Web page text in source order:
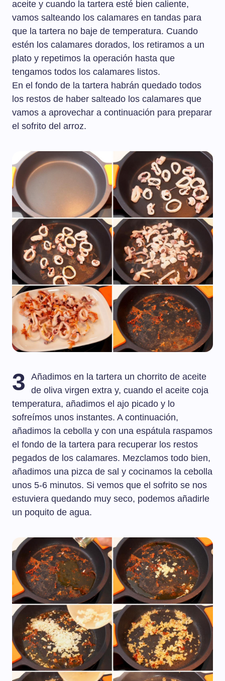
aceite y cuando la tartera esté bien caliente,
vamos salteando los calamares en tandas para
que la tartera no baje de temperatura. Cuando
estén los calamares dorados, los retiramos a un
plato y repetimos la operación hasta que
tengamos todos los calamares listos.
En el fondo de la tartera habrán quedado todos
los restos de haber salteado los calamares que
vamos a aprovechar a continuación para preparar
el sofrito del arroz.
3
Añadimos en la tartera un chorrito de aceite
de oliva virgen extra y, cuando el aceite coja
temperatura, añadimos el ajo picado y lo
sofreímos unos instantes. A continuación,
añadimos la cebolla y con una espátula raspamos
el fondo de la tartera para recuperar los restos
pegados de los calamares. Mezclamos todo bien,
añadimos una pizca de sal y cocinamos la cebolla
unos 5-6 minutos. Si vemos que el sofrito se nos
estuviera quedando muy seco, podemos añadirle
un poquito de agua.